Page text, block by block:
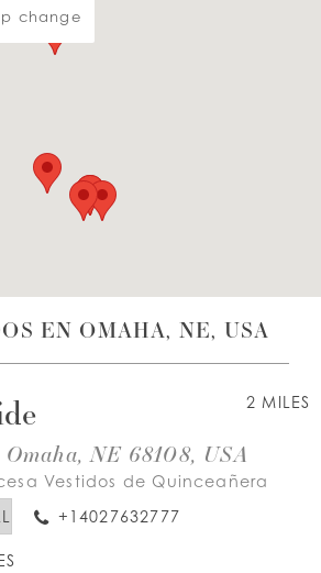
change
EN OMAHA, NE, USA
2 MILES
Omaha, NE 68108, USA
Vestidos de Quinceañera
+14027632777